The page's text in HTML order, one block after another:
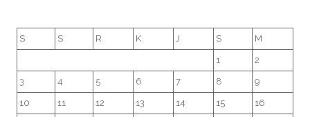
S S R K J S M
1 2
3 4 5 6 7 8 9
10 11 12 13 14 15 16